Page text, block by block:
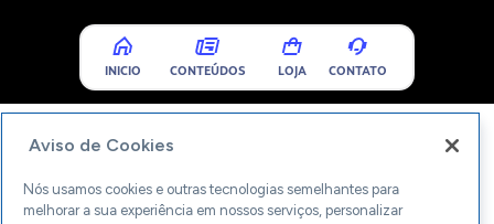
INICIO CONTEÚDOS LOJA CONTATO
Aviso de Cookies
Nós usamos cookies e outras tecnologias semelhantes para
melhorar a sua experiência em nossos serviços, personalizar